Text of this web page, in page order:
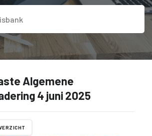
Algemene
4 juni 2025